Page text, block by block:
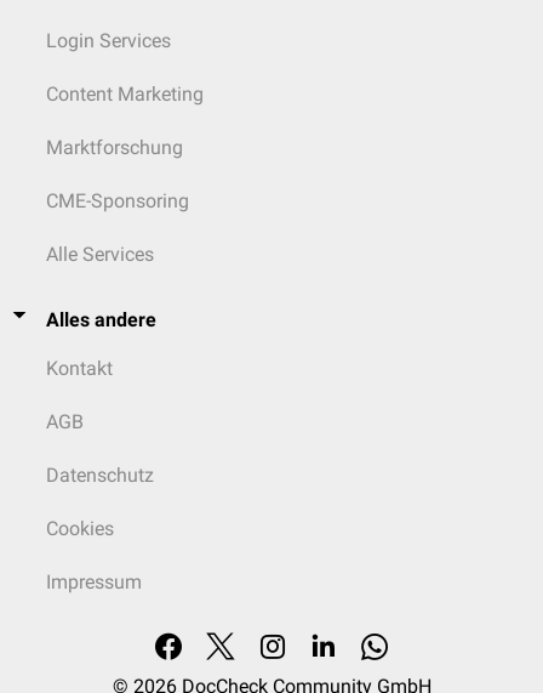
Login Services
Content Marketing
Marktforschung
CME-Sponsoring
Alle Services
Alles andere
Kontakt
AGB
Datenschutz
Cookies
Impressum
© 2026 DocCheck Community GmbH